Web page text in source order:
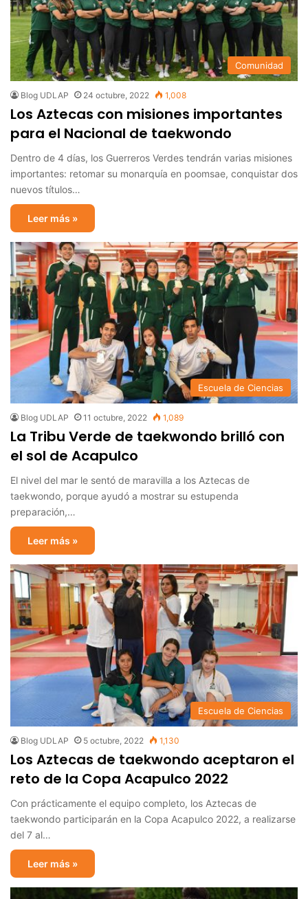
Comunidad
Blog UDLAP 24 octubre, 2022 1,008
Los Aztecas con misiones importantes
para el Nacional de taekwondo
Dentro de 4 días, los Guerreros Verdes tendrán varias misiones
importantes: retomar su monarquía en poomsae, conquistar dos
nuevos títulos…
Leer más »
Escuela de Ciencias
Blog UDLAP 11 octubre, 2022 1,089
La Tribu Verde de taekwondo brilló con
el sol de Acapulco
El nivel del mar le sentó de maravilla a los Aztecas de
taekwondo, porque ayudó a mostrar su estupenda
preparación,…
Leer más »
Escuela de Ciencias
Blog UDLAP 5 octubre, 2022 1,130
Los Aztecas de taekwondo aceptaron el
reto de la Copa Acapulco 2022
Con prácticamente el equipo completo, los Aztecas de
taekwondo participarán en la Copa Acapulco 2022, a realizarse
del 7 al…
Leer más »